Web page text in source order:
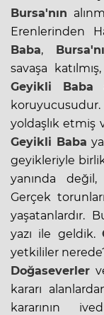
Bursa'nın
Erenlerinden
Baba,
savaşa
Geyikli Baba
yoldaşlık etmiş
Geyikli Baba
geyikleriyle
yanında
Gerçek
yaşatanlardır.
yazı ile geldik.
yetkililer
Doğaseverler
kararı
kararının